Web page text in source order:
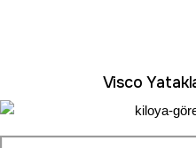
Visco